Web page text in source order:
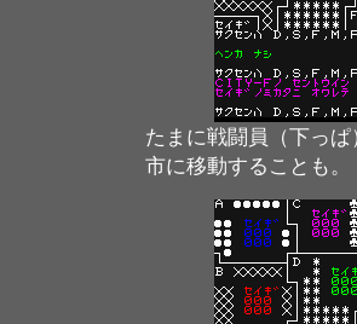
たまに戦闘員（下っ
市に移動することも。